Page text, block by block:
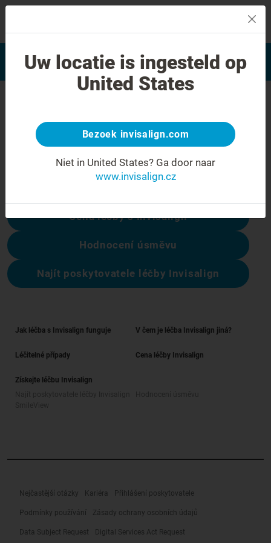
Hodnocení úsměvu
Najít poskytovatele léčby
Invisalign
Chyba 404
Přestaňte se mračit
Tato stránka není k dispozici, ale ostatní
Cena léčby s Invisalign
Hodnocení úsměvu
Najít poskytovatele léčby Invisalign
Jak léčba s Invisalign funguje V čem je léčba Invisalign jiná?
Léčitelné případy Cena léčby Invisalign
Získejte léčbu Invisalign
Nejčastější otázky Kariéra Přihlášení poskytovatele
Podmínky používání Zásady ochrany osobních údajů
Data Subject Request Digital Services Act Request
Uw locatie is ingesteld op
United States
Bezoek invisalign.com
Niet in United States? Ga door naar
www.invisalign.cz